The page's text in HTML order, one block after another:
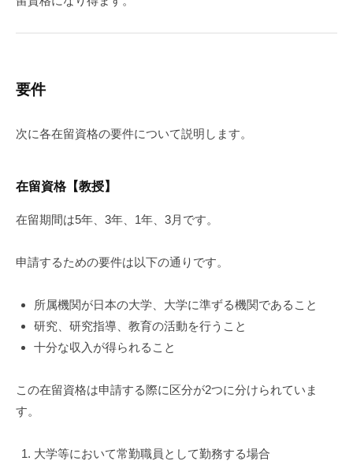
要件
次に各在留資格の要件について説明します。
在留資格【教授】
在留期間は5年、3年、1年、3月です。
申請するための要件は以下の通りです。
所属機関が日本の大学、大学に準ずる機関であること
研究、研究指導、教育の活動を行うこと
十分な収入が得られること
この在留資格は申請する際に区分が2つに分けられていま
す。
大学等において常勤職員として勤務する場合